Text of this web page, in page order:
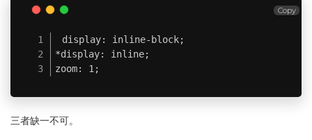
display: inline-block;
*display: inline;
zoom: 1;
Copy
三者缺一不可。